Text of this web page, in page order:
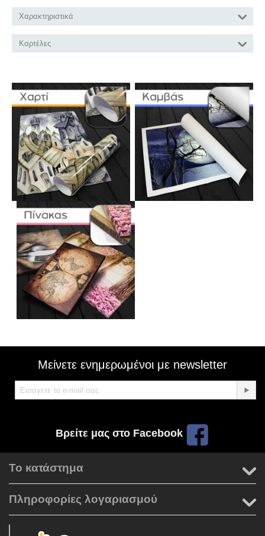
Χαρακτηριστικά
Καρτέλες
Μείνετε ενημερωμένοι με newsletter
Βρείτε μας στο Facebook
Το κατάστημα
Πληροφορίες λογαριασμού